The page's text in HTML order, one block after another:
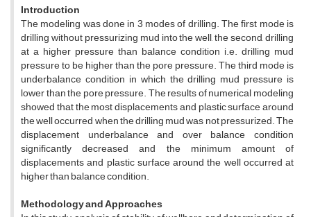
Introduction
The modeling was done in 3 modes of drilling. The first mode is
drilling without pressurizing mud into the well, the second, drilling
at a higher pressure than balance condition i.e. drilling mud
pressure to be higher than the pore pressure. The third mode is
underbalance condition in which the drilling mud pressure is
lower than the pore pressure. The results of numerical modeling
showed that the most displacements and plastic surface around
the well occurred when the drilling mud was not pressurized. The
displacement underbalance and over balance condition
significantly decreased and the minimum amount of
displacements and plastic surface around the well occurred at
higher than balance condition.
Methodology and Approaches